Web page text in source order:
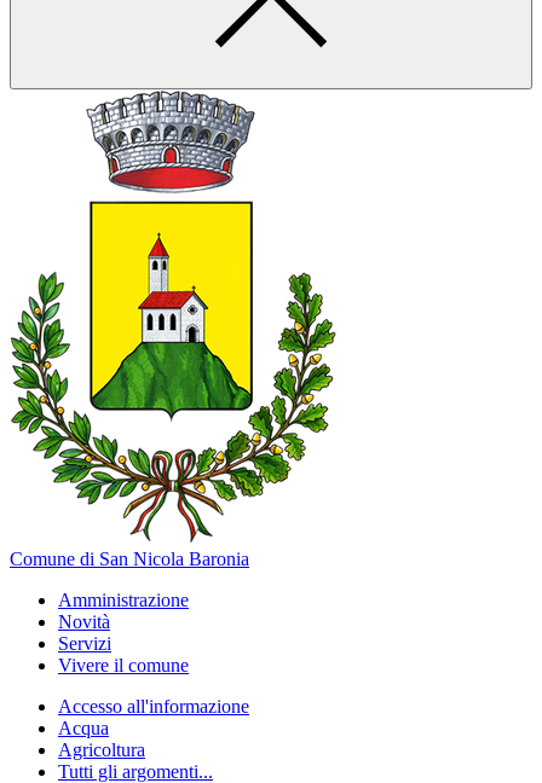
Comune di San Nicola Baronia
Amministrazione
Novità
Servizi
Vivere il comune
Accesso all'informazione
Acqua
Agricoltura
Tutti gli argomenti...